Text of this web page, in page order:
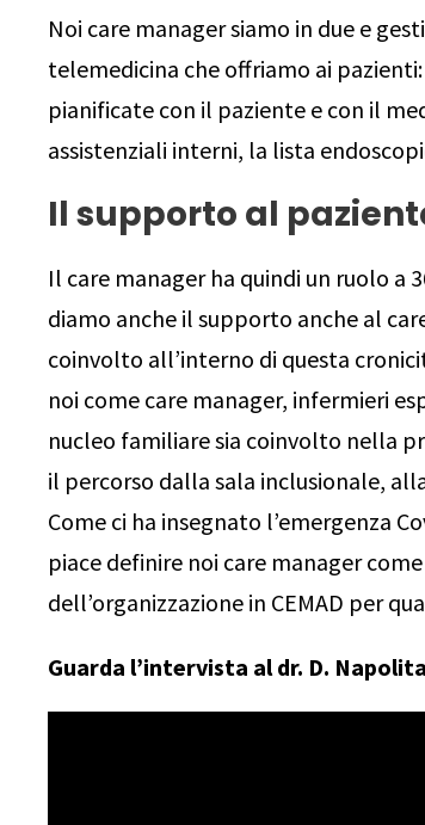
Noi care manager siamo in due e
telemedicina che offriamo ai
pianificate con il paziente e con il
assistenziali interni, la lista
Il supporto al
Il care manager ha quindi un ruolo a
diamo anche il supporto anche al
coinvolto all’interno di questa
noi come care manager, infermieri
nucleo familiare sia coinvolto nella
il percorso dalla sala inclusionale,
Come ci ha insegnato l’emergenza
piace definire noi care manager
dell’organizzazione in CEMAD per
Guarda l’intervista al dr. D.